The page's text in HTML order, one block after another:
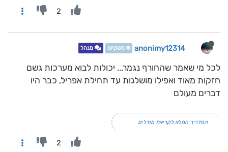
2
anonimy12314 ❄️ משקיען מנהל
לכל מי שאמר שהחורף נגמר... יכולות לבוא מערכות גשם
חזקות מאוד ואפילו מושלגות עד תחילת אפריל, כבר היו
דברים מעולם
המדריך המלא לקריאת מודלים
2